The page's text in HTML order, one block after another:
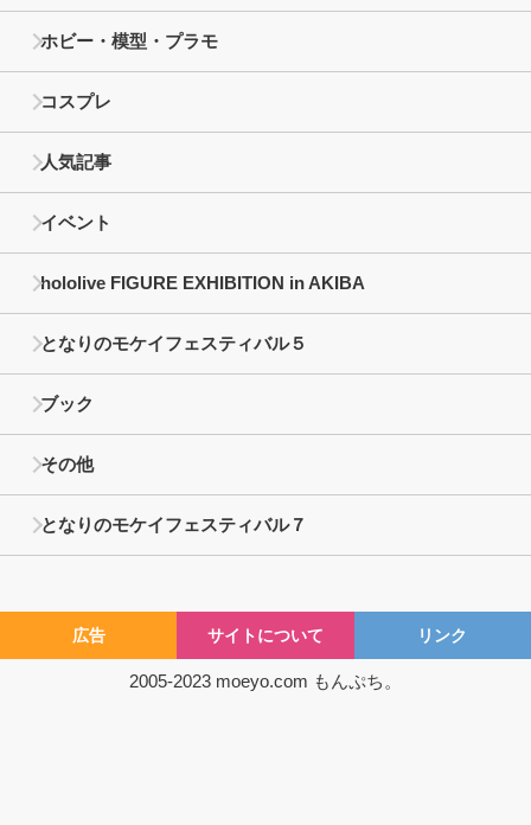
ホビー・模型・プラモ
コスプレ
人気記事
イベント
hololive FIGURE EXHIBITION in AKIBA
となりのモケイフェスティバル５
ブック
その他
となりのモケイフェスティバル７
広告 サイトについて リンク
2005-2023 moeyo.com もんぷち。